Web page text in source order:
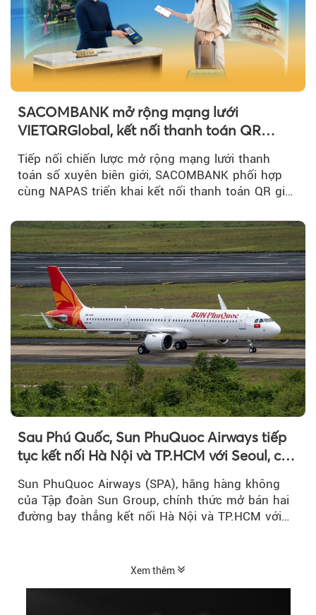
SACOMBANK mở rộng mạng lưới
VIETQRGlobal, kết nối thanh toán QR
Tiếp nối chiến lược mở rộng mạng lưới thanh
toán số xuyên biên giới, SACOMBANK phối hợp
cùng NAPAS triển khai kết nối thanh toán QR giữa
Sau Phú Quốc, Sun PhuQuoc Airways tiếp
tục kết nối Hà Nội và TP.HCM với Seoul, cất
cánh vào tháng 8 năm nay
Sun PhuQuoc Airways (SPA), hãng hàng không
của Tập đoàn Sun Group, chính thức mở bán hai
đường bay thẳng kết nối Hà Nội và TP.HCM với
Xem thêm